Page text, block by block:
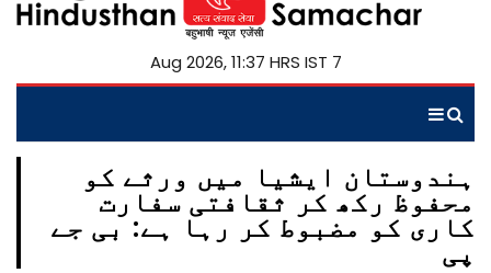
7 Aug 2026, 11:37 HRS IST
ہندوستان ایشیا میں ورثے کو
محفوظ رکھ کر ثقافتی سفارت
کاری کو مضبوط کر رہا ہے: بی جے
پی